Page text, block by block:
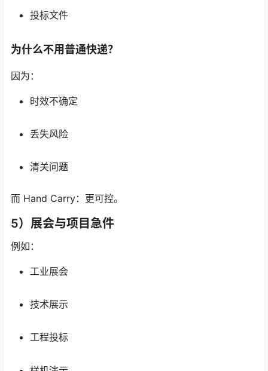
投标文件
为什么不用普通快递？
因为：
时效不确定
丢失风险
清关问题
而 Hand Carry：更可控。
5）展会与项目急件
例如：
工业展会
技术展示
工程投标